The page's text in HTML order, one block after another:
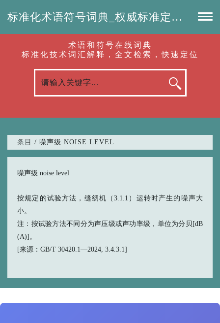
标准化术语符号词典_权威标准定义_专业词汇查询-认准啦（RenZhunLa.com）
术语和符号在线词典
标准化技术词汇解释，全文检索，快速定位
条目 / 噪声级 NOISE LEVEL
噪声级 noise level
按规定的试验方法，缝纫机（3.1.1）运转时产生的噪声大
小。
注：按试验方法不同分为声压级或声功率级，单位为分贝[dB
(A)]。
[来源：GB/T 30420.1—2024, 3.4.3.1]